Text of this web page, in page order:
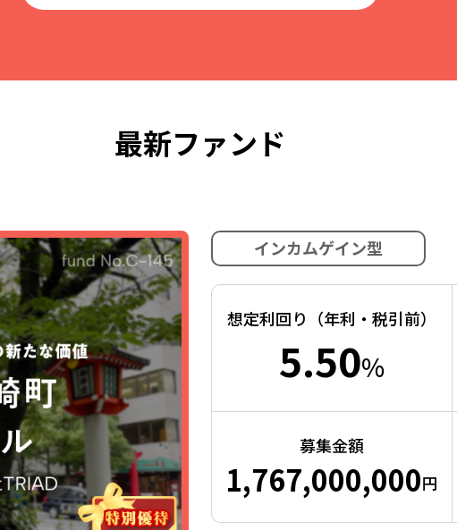
最新ファンド
インカムゲイン型
想定利回り（年利・税引前）
5.50%
募集金額
1,767,000,000円